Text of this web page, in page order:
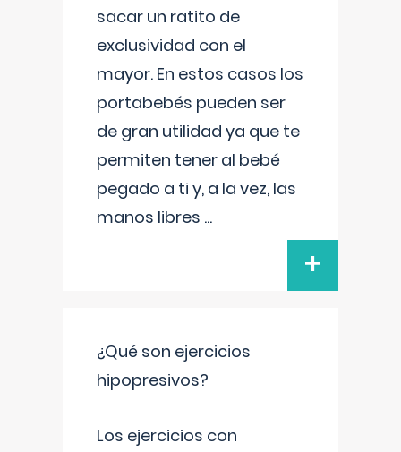
sacar un ratito de
exclusividad con el
mayor. En estos casos los
portabebés pueden ser
de gran utilidad ya que te
permiten tener al bebé
pegado a ti y, a la vez, las
manos libres ...
+
¿Qué son ejercicios
hipopresivos?
Los ejercicios con